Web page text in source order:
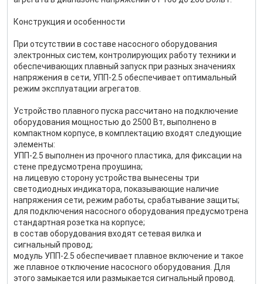
Конструкция и особенности
При отсутствии в составе насосного оборудования
электронных систем, контролирующих работу техники и
обеспечивающих плавный запуск при разных значениях
напряжения в сети, УПП-2.5 обеспечивает оптимальный
режим эксплуатации агрегатов.
Устройство плавного пуска рассчитано на подключение
оборудования мощностью до 2500 Вт, выполнено в
компактном корпусе, в комплектацию входят следующие
элементы:
УПП-2.5 выполнен из прочного пластика, для фиксации на
стене предусмотрена проушина;
на лицевую сторону устройства вынесены три
светодиодных индикатора, показывающие наличие
напряжения сети, режим работы, срабатывание защиты;
для подключения насосного оборудования предусмотрена
стандартная розетка на корпусе;
в состав оборудования входят сетевая вилка и
сигнальный провод;
модуль УПП-2.5 обеспечивает плавное включение и такое
же плавное отключение насосного оборудования. Для
этого замыкается или размыкается сигнальный провод.